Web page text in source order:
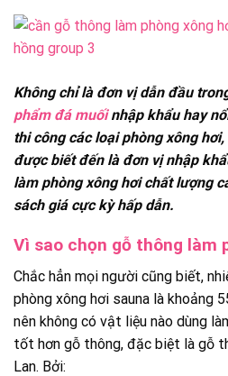
Không chỉ là đơn vị dẫn đầu
phẩm đá muốinhập khẩu hay
thi công các loại phòng xông
được biết đến là đơn vị nhập
làm phòng xông hơi chất lượng
sách giá cực kỳ hấp dẫn.
Vì sao chọn gỗ thông làm
Chắc hẳn mọi người cũng biết,
phòng xông hơi sauna là khoảng
nên không có vật liệu nào dùng
tốt hơn gỗ thông, đặc biệt là gỗ
Lan. Bởi: